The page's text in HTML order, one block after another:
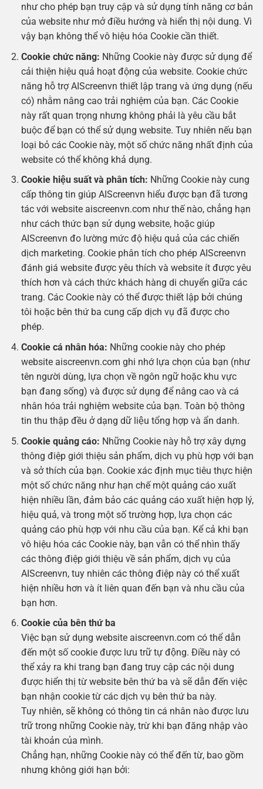
như cho phép bạn truy cập và sử dụng tính năng cơ bản
của website như mở điều hướng và hiển thị nội dung. Vì
vậy bạn không thể vô hiệu hóa Cookie cần thiết.
Cookie chức năng: Những Cookie này được sử dụng để
cải thiện hiệu quả hoạt động của website. Cookie chức
năng hỗ trợ AIScreenvn thiết lập trang và ứng dụng (nếu
có) nhằm nâng cao trải nghiệm của bạn. Các Cookie
này rất quan trọng nhưng không phải là yêu cầu bắt
buộc để bạn có thể sử dụng website. Tuy nhiên nếu bạn
loại bỏ các Cookie này, một số chức năng nhất định của
website có thể không khả dụng.
Cookie hiệu suất và phân tích: Những Cookie này cung
cấp thông tin giúp AIScreenvn hiểu được bạn đã tương
tác với website aiscreenvn.com như thế nào, chẳng hạn
như cách thức bạn sử dụng website, hoặc giúp
AIScreenvn đo lường mức độ hiệu quả của các chiến
dịch marketing. Cookie phân tích cho phép AIScreenvn
đánh giá website được yêu thích và website ít được yêu
thích hơn và cách thức khách hàng di chuyển giữa các
trang. Các Cookie này có thể được thiết lập bởi chúng
tôi hoặc bên thứ ba cung cấp dịch vụ đã được cho
phép.
Cookie cá nhân hóa: Những cookie này cho phép
website aiscreenvn.com ghi nhớ lựa chọn của bạn (như
tên người dùng, lựa chọn về ngôn ngữ hoặc khu vực
bạn đang sống) và được sử dụng để nâng cao và cá
nhân hóa trải nghiệm website của bạn. Toàn bộ thông
tin thu thập đều ở dạng dữ liệu tổng hợp và ẩn danh.
Cookie quảng cáo: Những Cookie này hỗ trợ xây dựng
thông điệp giới thiệu sản phẩm, dịch vụ phù hợp với bạn
và sở thích của bạn. Cookie xác định mục tiêu thực hiện
một số chức năng như hạn chế một quảng cáo xuất
hiện nhiều lần, đảm bảo các quảng cáo xuất hiện hợp lý,
hiệu quả, và trong một số trường hợp, lựa chọn các
quảng cáo phù hợp với nhu cầu của bạn. Kể cả khi bạn
vô hiệu hóa các Cookie này, bạn vẫn có thể nhìn thấy
các thông điệp giới thiệu về sản phẩm, dịch vụ của
AIScreenvn, tuy nhiên các thông điệp này có thể xuất
hiện nhiều hơn và ít liên quan đến bạn và nhu cầu của
bạn hơn.
Cookie của bên thứ ba
Việc bạn sử dụng website aiscreenvn.com có thể dẫn
đến một số cookie được lưu trữ tự động. Điều này có
thể xảy ra khi trang bạn đang truy cập các nội dung
được hiển thị từ website bên thứ ba và sẽ dẫn đến việc
bạn nhận cookie từ các dịch vụ bên thứ ba này.
Tuy nhiên, sẽ không có thông tin cá nhân nào được lưu
trữ trong những Cookie này, trừ khi bạn đăng nhập vào
tài khoản của mình.
Chẳng hạn, những Cookie này có thể đến từ, bao gồm
nhưng không giới hạn bởi: